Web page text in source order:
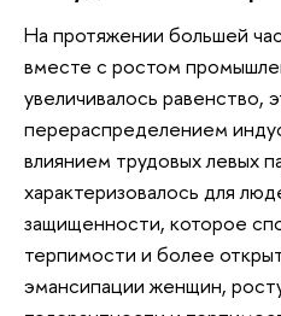
На протяжении большей
вместе с ростом
увеличивалось равенство,
перераспределением
влиянием трудовых левых
характеризовалось для
защищенности, которое
терпимости и более
эмансипации женщин,